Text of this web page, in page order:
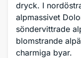
dryck. I
alpmassivet
söndervittrade
blomstrande
charmiga byar.